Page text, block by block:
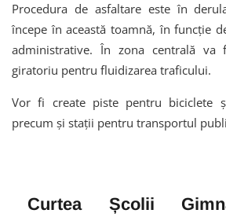
Procedura de asfaltare este în
începe în această toamnă, în funcție
administrative. În zona centrală va
giratoriu pentru fluidizarea traficului.
Vor fi create piste pentru biciclete
precum și stații pentru transportul
Curtea Școlii